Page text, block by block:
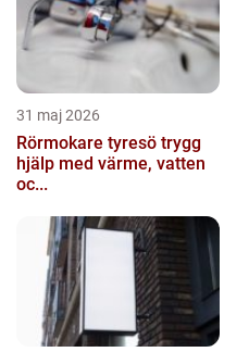
31 maj 2026
Rörmokare tyresö trygg
hjälp med värme, vatten
oc...